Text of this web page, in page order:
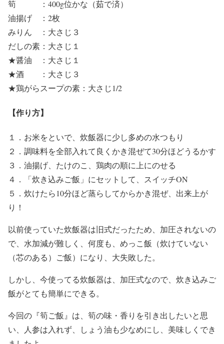
筍 ：400g位かな（茹で済）
油揚げ ：2枚
みりん ：大さじ３
だしの素：大さじ１
★醤油 ：大さじ１
★酒 ：大さじ３
★鶏がらスープの素：大さじ1/2
【作り方】
１．お米をといで、炊飯器に少し多めの水つもり
２．調味料を全部入れて良くかき混ぜて30分ほどうるかす
３．油揚げ、たけのこ、鶏肉の順に上にのせる
４．「炊き込みご飯」にセットして、スイッチON
５．炊けたら10分ほど蒸らしてからかき混ぜ、出来上が
り！
以前使っていた炊飯器は旧式だったため、加圧されないの
で、水加減が難しく、何度も、めっこ飯（炊けていない
（芯のある） ご飯）になり、大失敗した。
しかし、今使ってる炊飯器は、加圧式なので、炊き込みご
飯がとても簡単にできる。
今回の『筍ご飯』は、筍の味・香りを引き出したいと思
い、人参は入れず、しょう油も少なめにし、美味しくでき